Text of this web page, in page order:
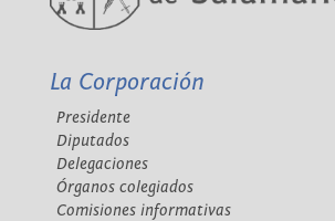
La Corporación
Presidente
Diputados
Delegaciones
Órganos colegiados
Comisiones informativas